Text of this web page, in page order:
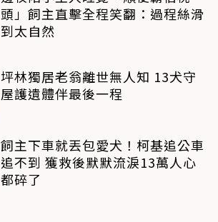
頭」飼主直擊全程笑翻：過程絲滑
到太自然
坪林獨居老翁離世無人知 13犬守
屋護遺體伴最後一程
飼主下車就丟包愛犬！柯基追公車
追不到 獲救後默默流淚13萬人心
都碎了